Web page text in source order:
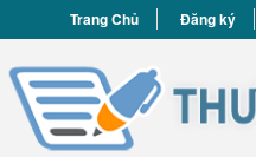
Trang Chủ Đăng ký